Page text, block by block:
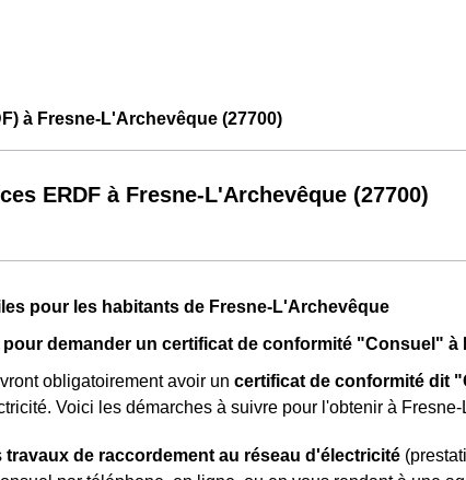
à Fresne-L'Archevêque (27700)
ERDF à Fresne-L'Archevêque (27700)
pour les habitants de Fresne-L'Archevêque
pour demander un certificat de conformité "Consuel"
obligatoirement avoir un certificat de conformité dit
Voici les démarches à suivre pour l'obtenir à
travaux de raccordement au réseau d'électricité